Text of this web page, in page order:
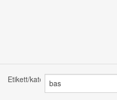
Etikett/kategori